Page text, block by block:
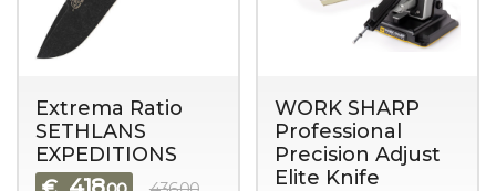
Extrema Ratio
SETHLANS
EXPEDITIONS
WORK SHARP
Professional
Precision Adjust
Elite Knife